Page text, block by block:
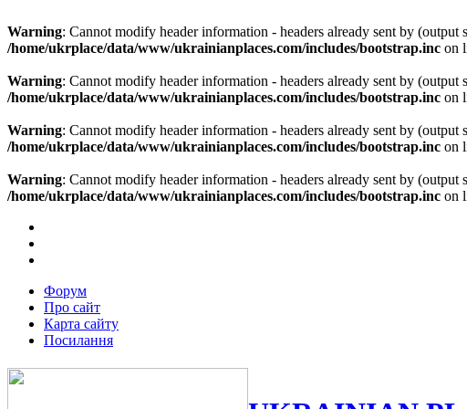
Warning: Cannot modify header information - headers already sent by
/home/ukrplace/data/www/ukrainianplaces.com/includes/bootstrap.inc on
Warning: Cannot modify header information - headers already sent by
/home/ukrplace/data/www/ukrainianplaces.com/includes/bootstrap.inc on
Warning: Cannot modify header information - headers already sent by
/home/ukrplace/data/www/ukrainianplaces.com/includes/bootstrap.inc on
Warning: Cannot modify header information - headers already sent by
/home/ukrplace/data/www/ukrainianplaces.com/includes/bootstrap.inc on
Форум
Про сайт
Карта сайту
Посилання